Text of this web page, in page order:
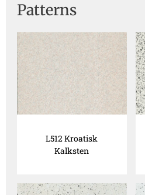
Patterns
L512 Kroatisk
Kalksten